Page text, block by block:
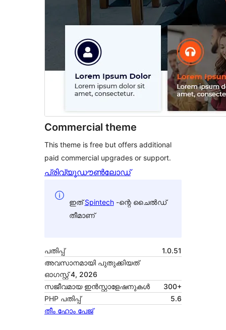
Commercial theme
This theme is free but offers additional
paid commercial upgrades or support.
പ്രിവ്യൂഡൗൺലോഡ്
ഇത്Spintech-ന്റെ ചൈൽഡ്
തീമാണ്
പതിപ്പ്
1.0.51
അവസാനമായി പുതുക്കിയത്
ഓഗസ്റ്റ്‌ 4, 2026
സജീവമായ ഇൻസ്റ്റാളേഷനുകൾ
300+
PHP പതിപ്പ്
5.6
തീം ഹോം പേജ്